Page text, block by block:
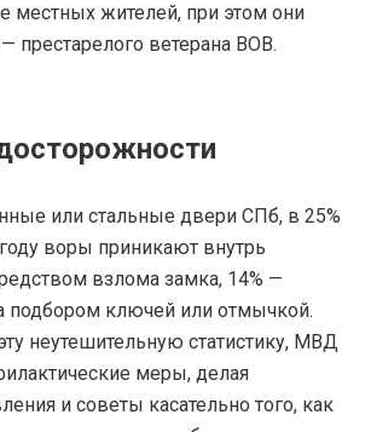
местных жителей, при этом они
престарелого ветерана ВОВ.
или стальные двери СПб, в 25%
воры приникают внутрь
взлома замка, 14% —
подбором ключей или отмычкой.
неутешительную статистику, МВД
меры, делая
и советы касательно того, как